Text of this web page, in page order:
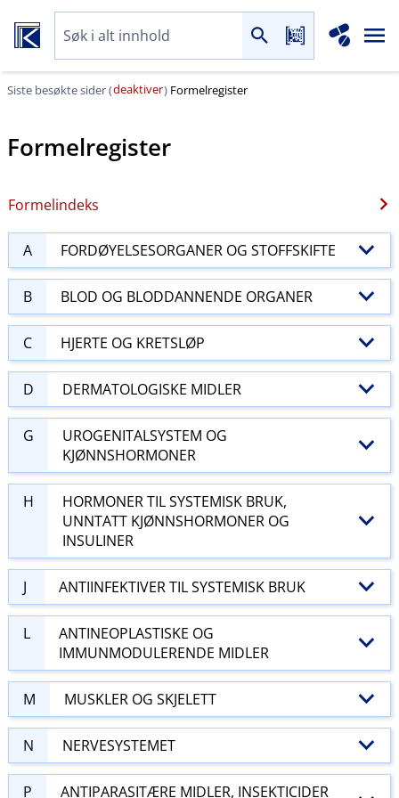
Siste besøkte sider (deaktiver) Formelregister
Formelregister
Formelindeks
A FORDØYELSESORGANER OG STOFFSKIFTE
B BLOD OG BLODDANNENDE ORGANER
C HJERTE OG KRETSLØP
D DERMATOLOGISKE MIDLER
G
UROGENITALSYSTEM OG
KJØNNSHORMONER
H
HORMONER TIL SYSTEMISK BRUK,
UNNTATT KJØNNSHORMONER OG
INSULINER
J ANTIINFEKTIVER TIL SYSTEMISK BRUK
L
ANTINEOPLASTISKE OG
IMMUNMODULERENDE MIDLER
M MUSKLER OG SKJELETT
N NERVESYSTEMET
P ANTIPARASITÆRE MIDLER, INSEKTICIDER